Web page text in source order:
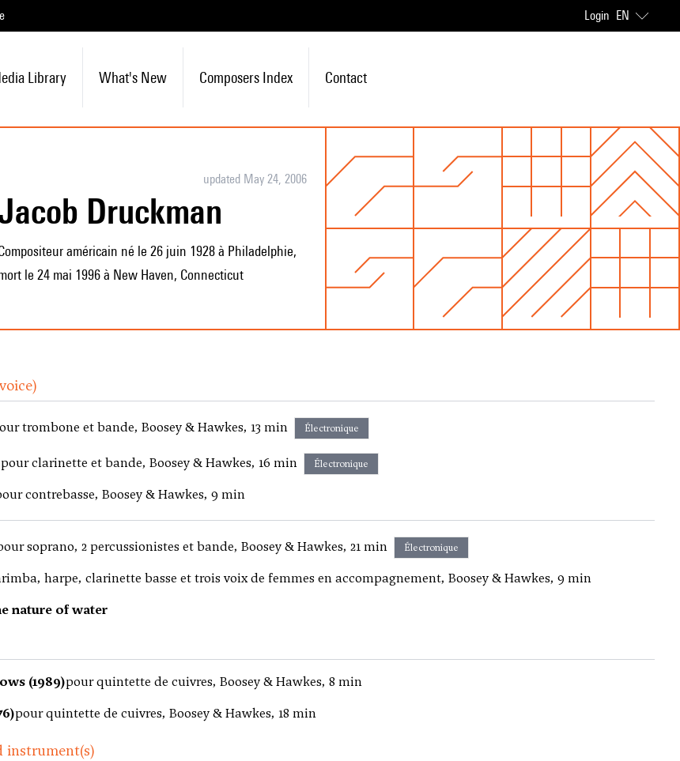
Login EN
Library What's New Composers Index Contact
updated May 24, 2006
Jacob Druckman
américain né le 26 juin 1928 à Philadelphie,
le 24 mai 1996 à New Haven, Connecticut
trombone et bande, Boosey & Hawkes, 13 min Électronique
pour clarinette et bande, Boosey & Hawkes, 16 min Électronique
contrebasse, Boosey & Hawkes, 9 min
soprano, 2 percussionistes et bande, Boosey & Hawkes, 21 min Électronique
harpe, clarinette basse et trois voix de femmes en accompagnement, Boosey & Hawkes, 9 min
nature of water
(1989)pour quintette de cuivres, Boosey & Hawkes, 8 min
pour quintette de cuivres, Boosey & Hawkes, 18 min
instrument(s)